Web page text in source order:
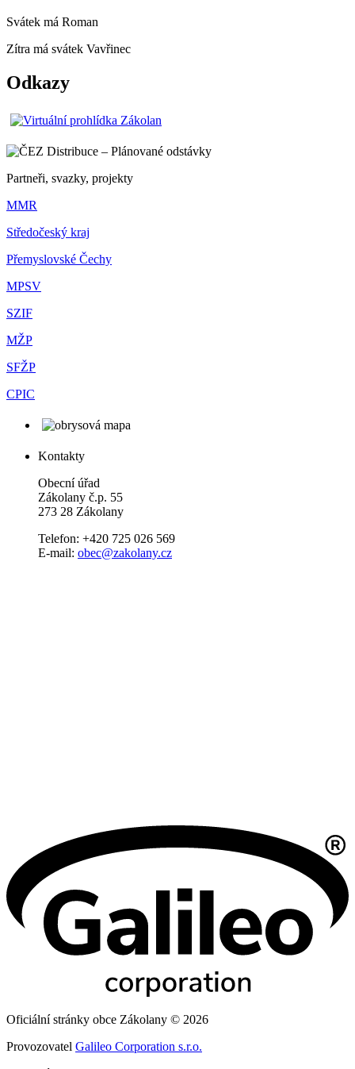
Svátek má Roman
Zítra má svátek Vavřinec
Odkazy
Partneři, svazky, projekty
MMR
Středočeský kraj
Přemyslovské Čechy
MPSV
SZIF
MŽP
SFŽP
CPIC
Kontakty
Obecní úřad
Zákolany č.p. 55
273 28 Zákolany
Telefon: +420 725 026 569
E-mail: obec@zakolany.cz
Oficiální stránky obce Zákolany © 2026
Provozovatel Galileo Corporation s.r.o.